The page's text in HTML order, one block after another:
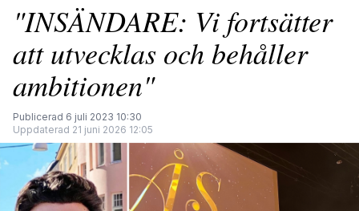
"INSÄNDARE: Vi fortsätter
att utvecklas och behåller
ambitionen"
Publicerad 6 juli 2023 10:30
Uppdaterad 21 juni 2026 12:05